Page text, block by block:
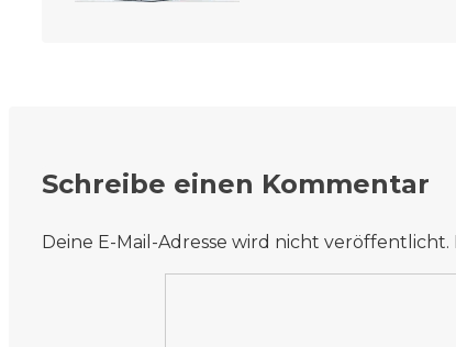
Schreibe einen Kommentar
Deine E-Mail-Adresse wird nicht veröffentlicht.